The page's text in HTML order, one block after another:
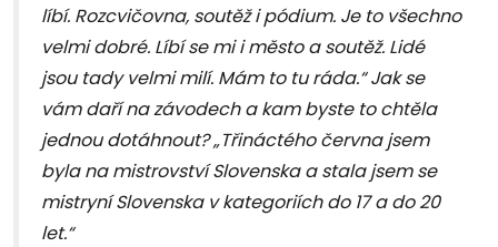
líbí. Rozcvičovna, soutěž i pódium. Je to všechno
velmi dobré. Líbí se mi i město a soutěž. Lidé
jsou tady velmi milí. Mám to tu ráda.“ Jak se
vám daří na závodech a kam byste to chtěla
jednou dotáhnout? „Třináctého června jsem
byla na mistrovství Slovenska a stala jsem se
mistryní Slovenska v kategoriích do 17 a do 20
let.“